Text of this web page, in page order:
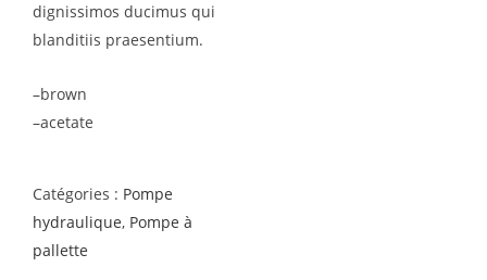
dignissimos ducimus qui
blanditiis praesentium.
–brown
–acetate
Catégories : Pompe
hydraulique, Pompe à
pallette